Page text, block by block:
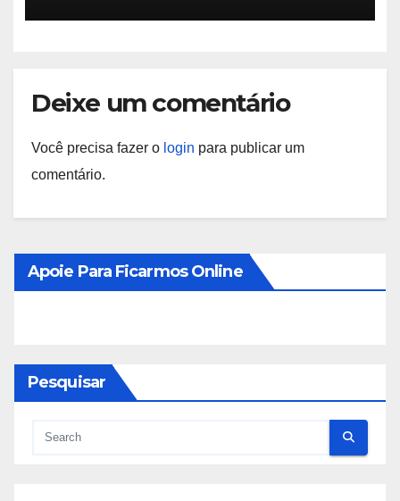
Deixe um comentário
Você precisa fazer o login para publicar um
comentário.
Apoie Para Ficarmos Online
Pesquisar